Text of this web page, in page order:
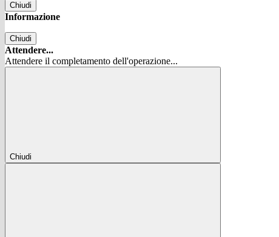
Chiudi
Informazione
Chiudi
Attendere...
Attendere il completamento dell'operazione...
Chiudi